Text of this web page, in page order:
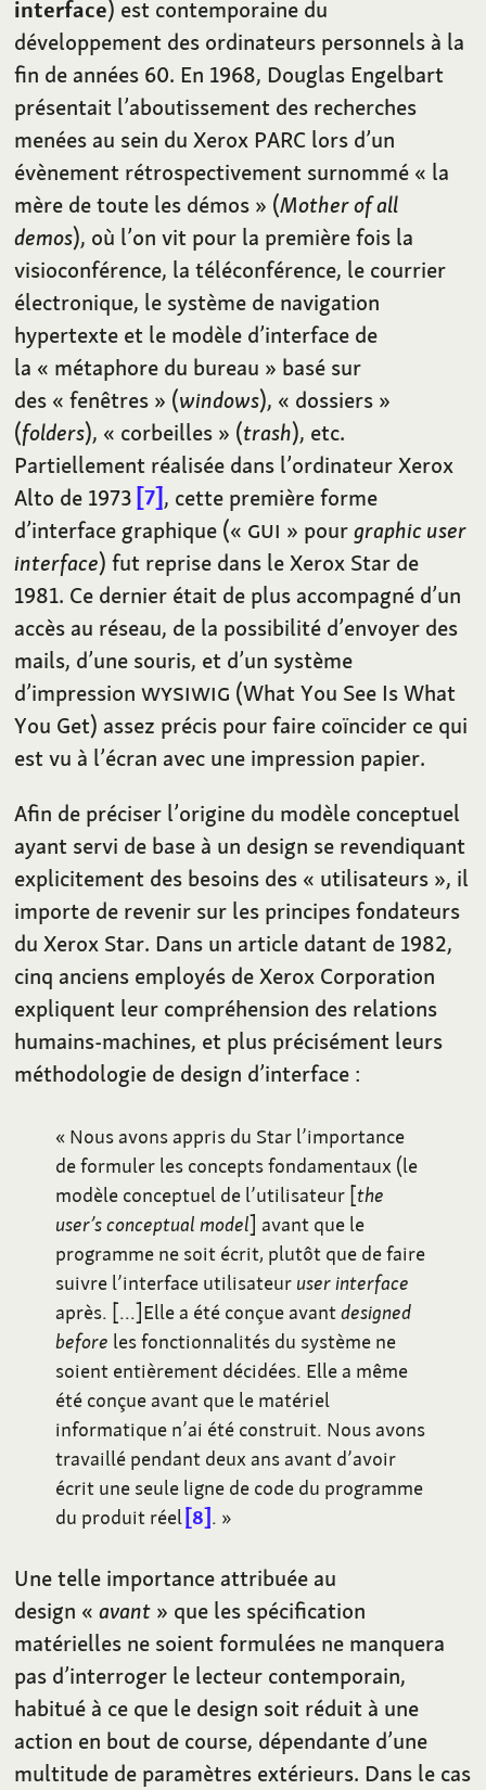
interface) est contemporaine du
développement des ordinateurs personnels à la
fin de années 60. En 1968, Douglas Engelbart
présentait l’aboutissement des recherches
menées au sein du Xerox PARC lors d’un
évènement rétrospectivement surnommé « la
mère de toute les démos » (Mother of all
demos), où l’on vit pour la première fois la
visioconférence, la téléconférence, le courrier
électronique, le système de navigation
hypertexte et le modèle d’interface de
la « métaphore du bureau » basé sur
des « fenêtres » (windows), « dossiers »
(folders), « corbeilles » (trash), etc.
Partiellement réalisée dans l’ordinateur Xerox
Alto de 1973 7 , cette première forme
d’interface graphique (« GUI » pourgraphic user
interface) fut reprise dans le Xerox Star de
1981. Ce dernier était de plus accompagné d’un
accès au réseau, de la possibilité d’envoyer des
mails, d’une souris, et d’un système
d’impressionWYSIWIG (What You See Is What
You Get) assez précis pour faire coïncider ce qui
est vu à l’écran avec une impression papier.
Afin de préciser l’origine du modèle conceptuel
ayant servi de base à un design se revendiquant
explicitement des besoins des « utilisateurs », il
importe de revenir sur les principes fondateurs
du Xerox Star. Dans un article datant de 1982,
cinq anciens employés de Xerox Corporation
expliquent leur compréhension des relations
humains-machines, et plus précisément leurs
méthodologie de design d’interface :
« Nous avons appris du Star l’importance
de formuler les concepts fondamentaux (le
modèle conceptuel de l’utilisateur [the
user’s conceptual model] avant que le
programme ne soit écrit, plutôt que de faire
suivre l’interface utilisateur user interface
après. […]Elle a été conçue avantdesigned
before les fonctionnalités du système ne
soient entièrement décidées. Elle a même
été conçue avant que le matériel
informatique n’ai été construit. Nous avons
travaillé pendant deux ans avant d’avoir
écrit une seule ligne de code du programme
du produit réel 8 . »
Une telle importance attribuée au
design « avant » que les spécification
matérielles ne soient formulées ne manquera
pas d’interroger le lecteur contemporain,
habitué à ce que le design soit réduit à une
action en bout de course, dépendante d’une
multitude de paramètres extérieurs. Dans le cas